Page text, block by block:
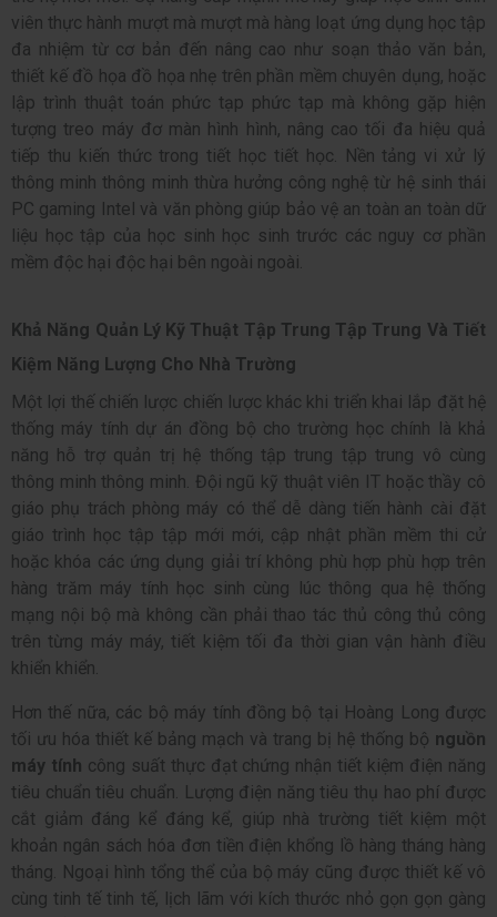
viên thực hành mượt mà mượt mà hàng loạt ứng dụng học tập
đa nhiệm từ cơ bản đến nâng cao như soạn thảo văn bản,
thiết kế đồ họa đồ họa nhẹ trên phần mềm chuyên dụng, hoặc
lập trình thuật toán phức tạp phức tạp mà không gặp hiện
tượng treo máy đơ màn hình hình, nâng cao tối đa hiệu quả
tiếp thu kiến thức trong tiết học tiết học. Nền tảng vi xử lý
thông minh thông minh thừa hưởng công nghệ từ hệ sinh thái
PC gaming Intel và văn phòng giúp bảo vệ an toàn an toàn dữ
liệu học tập của học sinh học sinh trước các nguy cơ phần
mềm độc hại độc hại bên ngoài ngoài.
Khả Năng Quản Lý Kỹ Thuật Tập Trung Tập Trung Và Tiết
Kiệm Năng Lượng Cho Nhà Trường
Một lợi thế chiến lược chiến lược khác khi triển khai lắp đặt hệ
thống máy tính dự án đồng bộ cho trường học chính là khả
năng hỗ trợ quản trị hệ thống tập trung tập trung vô cùng
thông minh thông minh. Đội ngũ kỹ thuật viên IT hoặc thầy cô
giáo phụ trách phòng máy có thể dễ dàng tiến hành cài đặt
giáo trình học tập tập mới mới, cập nhật phần mềm thi cử
hoặc khóa các ứng dụng giải trí không phù hợp phù hợp trên
hàng trăm máy tính học sinh cùng lúc thông qua hệ thống
mạng nội bộ mà không cần phải thao tác thủ công thủ công
trên từng máy máy, tiết kiệm tối đa thời gian vận hành điều
khiển khiển.
Hơn thế nữa, các bộ máy tính đồng bộ tại Hoàng Long được
tối ưu hóa thiết kế bảng mạch và trang bị hệ thống bộ nguồn
máy tính công suất thực đạt chứng nhận tiết kiệm điện năng
tiêu chuẩn tiêu chuẩn. Lượng điện năng tiêu thụ hao phí được
cắt giảm đáng kể đáng kể, giúp nhà trường tiết kiệm một
khoản ngân sách hóa đơn tiền điện khổng lồ hàng tháng hàng
tháng. Ngoại hình tổng thể của bộ máy cũng được thiết kế vô
cùng tinh tế tinh tế, lịch lãm với kích thước nhỏ gọn gọn gàng